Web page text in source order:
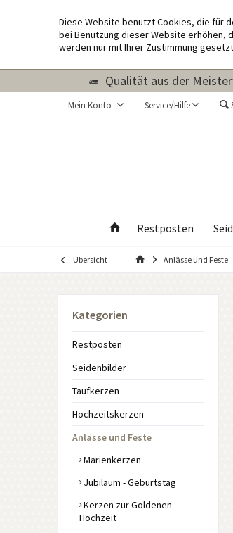
Diese Website benutzt Cookies, die für
bei Benutzung dieser Website erhöhen,
werden nur mit Ihrer Zustimmung
Qualität aus der
Mein Konto Service/Hilfe
Restposten
Übersicht Anlässe und Feste
Kategorien
Restposten
Seidenbilder
Taufkerzen
Hochzeitskerzen
Anlässe und Feste
Marienkerzen
Jubiläum - Geburtstag
Kerzen zur Goldenen
Hochzeit